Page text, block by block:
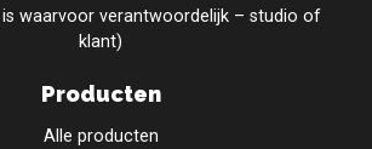
is waarvoor verantwoordelijk – studio of
klant)
Producten
Alle producten